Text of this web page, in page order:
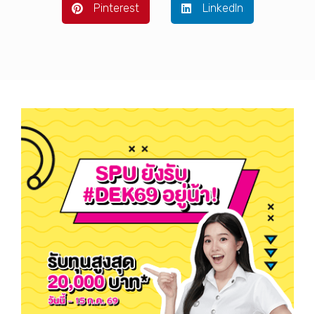
Pinterest LinkedIn